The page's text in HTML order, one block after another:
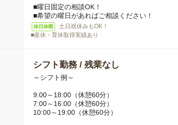
■曜日固定の相談OK！
■希望の曜日があればご相談ください！
休日休暇
土日祝休みもOK！
■産休・育休取得実績あり
シフト勤務 / 残業なし
～シフト例～
9:00～18:00（休憩60分）
7:00～16:00（休憩60分）
10:00～19:00（休憩60分）